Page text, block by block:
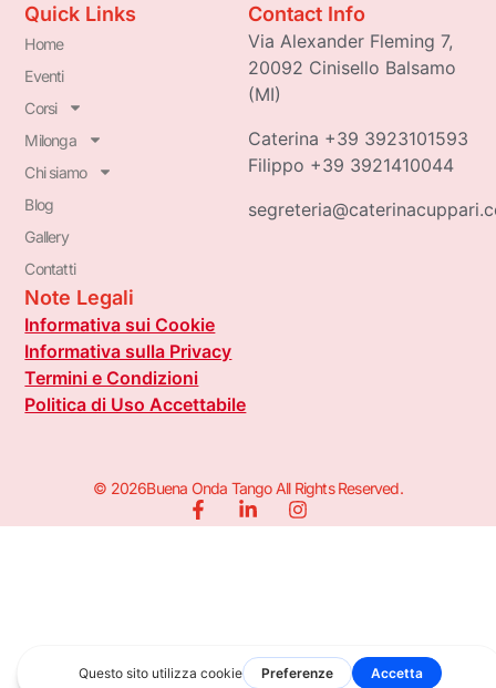
Quick Links
Home
Eventi
Corsi
Milonga
Chi siamo
Blog
Gallery
Contatti
Contact Info
Via Alexander Fleming 7,
20092 Cinisello Balsamo
(MI)
Caterina +39 3923101593
Filippo +39 3921410044
Note Legali
Informativa sui Cookie
Informativa sulla Privacy
Termini e Condizioni
Politica di Uso Accettabile
© 2026Buena Onda Tango All Rights Reserved.